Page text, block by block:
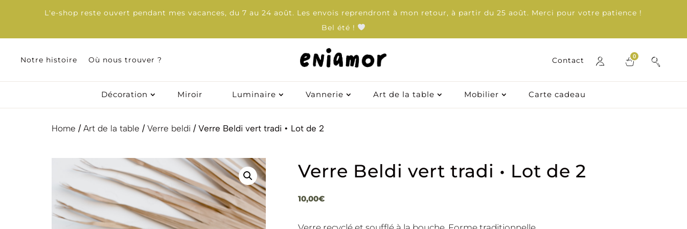
L'e-shop reste ouvert pendant mes vacances, du 7 au 24 août. Les envois reprendront à mon retour, à partir du 25 août. Merci pour votre patience !
Bel été !
Notre histoire Où nous trouver ? Contact 0
Décoration Miroir Luminaire Vannerie Art de la table Mobilier Carte cadeau
Notre histoire Où nous trouver ? Contact 0
Décoration Miroir Luminaire Vannerie Art de la table Mobilier Carte cadeau
Home / Art de la table / Verre beldi / Verre Beldi vert tradi • Lot de 2
Verre Beldi vert tradi • Lot de 2
10,00€